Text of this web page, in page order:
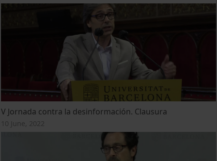
V Jornada contra la desinformación. Clausura
10 June, 2022